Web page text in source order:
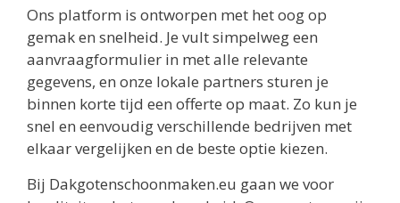
Ons platform is ontworpen met het oog op
gemak en snelheid. Je vult simpelweg een
aanvraagformulier in met alle relevante
gegevens, en onze lokale partners sturen je
binnen korte tijd een offerte op maat. Zo kun je
snel en eenvoudig verschillende bedrijven met
elkaar vergelijken en de beste optie kiezen.
Bij Dakgotenschoonmaken.eu gaan we voor